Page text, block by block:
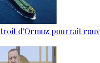
d'Ormuz pourrait